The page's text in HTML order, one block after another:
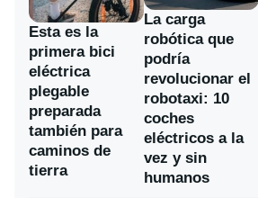
Esta es la
primera bici
eléctrica
plegable
preparada
también para
caminos de
tierra
La carga
robótica que
podría
revolucionar el
robotaxi: 10
coches
eléctricos a la
vez y sin
humanos